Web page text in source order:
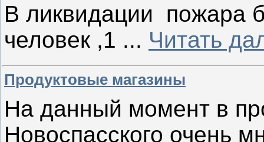
В ликвидации пожара
человек ,1 ... Читать
Продуктовые магазины
На данный момент в
Новоспасского очень